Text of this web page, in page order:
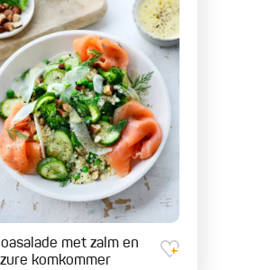
met zalm en
komkommer